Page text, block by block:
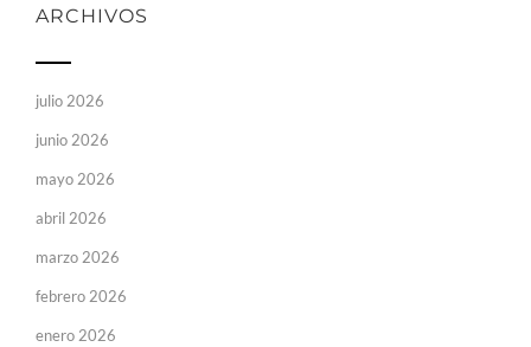
ARCHIVOS
julio 2026
junio 2026
mayo 2026
abril 2026
marzo 2026
febrero 2026
enero 2026